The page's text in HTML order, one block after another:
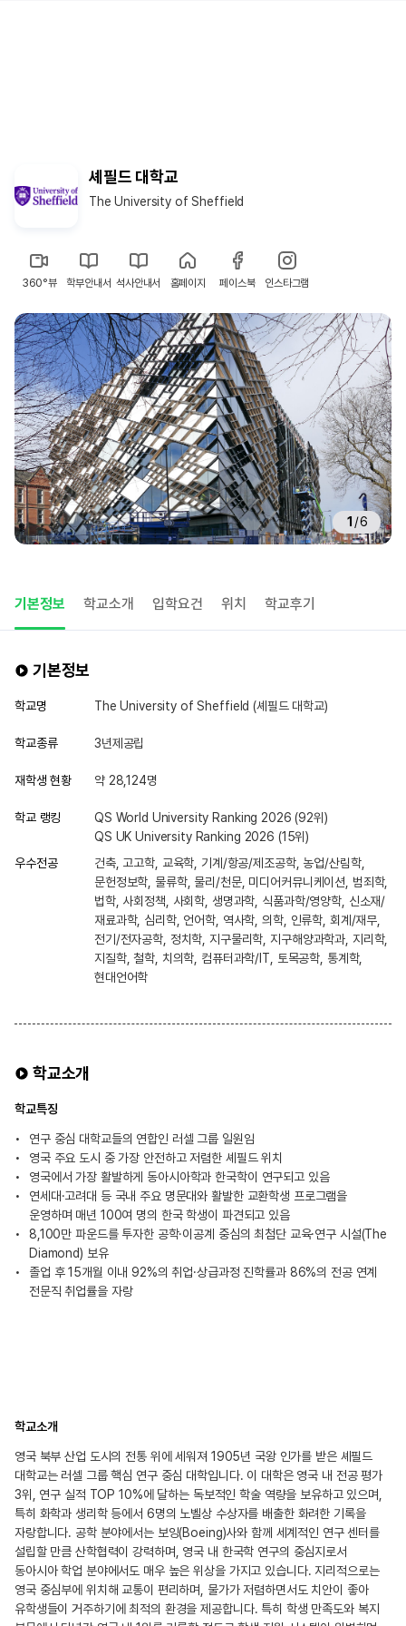
셰필드 대학교
The University of Sheffield
360°뷰 학부안내서 석사안내서 홈페이지 페이스북 인스타그램
1 /6
기본정보 학교소개 입학요건 위치 학교후기
기본정보
학교명 The University of Sheffield (셰필드 대학교)
학교종류 3년제공립
재학생 현황 약 28,124명
학교 랭킹
QS World University Ranking 2026 (92위)
QS UK University Ranking 2026 (15위)
우수전공
건축, 고고학, 교육학, 기계/항공/제조공학, 농업/산림학,
문헌정보학, 물류학, 물리/천문, 미디어커뮤니케이션, 범죄학,
법학, 사회정책, 사회학, 생명과학, 식품과학/영양학, 신소재/
재료과학, 심리학, 언어학, 역사학, 의학, 인류학, 회계/재무,
전기/전자공학, 정치학, 지구물리학, 지구해양과학과, 지리학,
지질학, 철학, 치의학, 컴퓨터과학/IT, 토목공학, 통계학,
현대언어학
학교소개
학교특징
연구 중심 대학교들의 연합인 러셀 그룹 일원임
영국 주요 도시 중 가장 안전하고 저렴한 셰필드 위치
영국에서 가장 활발하게 동아시아학과 한국학이 연구되고 있음
연세대·고려대 등 국내 주요 명문대와 활발한 교환학생 프로그램을
운영하며 매년 100여 명의 한국 학생이 파견되고 있음
8,100만 파운드를 투자한 공학·이공계 중심의 최첨단 교육·연구 시설(The
Diamond) 보유
졸업 후 15개월 이내 92%의 취업·상급과정 진학률과 86%의 전공 연계
전문직 취업률을 자랑
학교소개
영국 북부 산업 도시의 전통 위에 세워져 1905년 국왕 인가를 받은 셰필드
대학교는 러셀 그룹 핵심 연구 중심 대학입니다. 이 대학은 영국 내 전공 평가
3위, 연구 실적 TOP 10%에 달하는 독보적인 학술 역량을 보유하고 있으며,
특히 화학과 생리학 등에서 6명의 노벨상 수상자를 배출한 화려한 기록을
자랑합니다. 공학 분야에서는 보잉(Boeing)사와 함께 세계적인 연구 센터를
설립할 만큼 산학협력이 강력하며, 영국 내 한국학 연구의 중심지로서
동아시아 학업 분야에서도 매우 높은 위상을 가지고 있습니다. 지리적으로는
영국 중심부에 위치해 교통이 편리하며, 물가가 저렴하면서도 치안이 좋아
유학생들이 거주하기에 최적의 환경을 제공합니다. 특히 학생 만족도와 복지